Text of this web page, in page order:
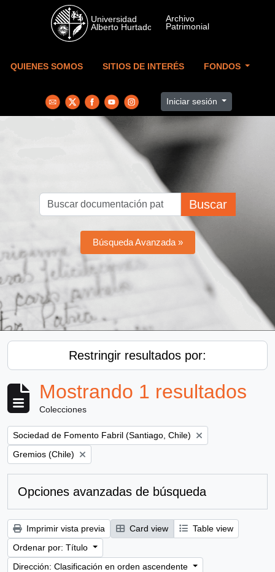
Skip to main content
QUIENES SOMOS SITIOS DE INTERÉS FONDOS
Iniciar sesión
Buscar
Búsqueda Avanzada »
Restringir resultados por:
Mostrando 1 resultados
Colecciones
Remove filter:
Sociedad de Fomento Fabril (Santiago, Chile)
Remove filter:
Gremios (Chile)
Opciones avanzadas de búsqueda
Imprimir vista previa Card view
Table view
Ordenar por: Título
Dirección: Clasificación en orden ascendente